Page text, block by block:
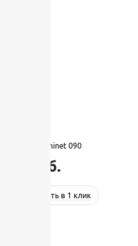
Balta Prominet 090
руб.
Купить в 1 клик